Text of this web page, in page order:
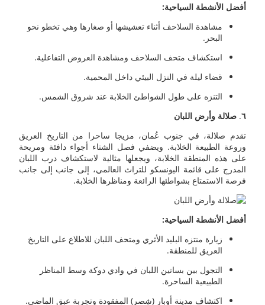
أفضل الأنشطة السياحية:
مشاهدة السلاحف أثناء تعشيشها أو صغارها وهي تخطو نحو
البحر.
استكشاف متحف السلاحف ومشاهدة العروض التفاعلية.
قضاء ليلة في النزل البيئي داخل المحمية.
التنزه على طول الشواطئ الخلابة عند شروق الشمس.
٦. صلالة وأرض اللبان
تقدم صلالة، في جنوب عُمان، مزيجا ساحرا من التاريخ العريق
وروعة الطبيعة الخلابة. ويضفي فصل الشتاء أجواء دافئة ومريحة
على هذه المنطقة الخلابة، ويجعلها مثالية لاستكشاف درب اللبان
المدرج على قائمة اليونسكو للتراث العالمي، إلى جانب إلى جانب
فرصة الاستمتاع بشواطئها الرائعة ومناظرها الخلابة.
أفضل الأنشطة السياحية:
زيارة منتزه البليد الأثري ومتحف اللبان للاطلاع على التاريخ
العريق للمنطقة.
التجول بين بساتين اللبان في وادي دوكة وسط المناظر
الطبيعية الساحرة.
اكتشاف مدينة أوبار (شِصر) المفقودة وتجربة عبق الماضي.